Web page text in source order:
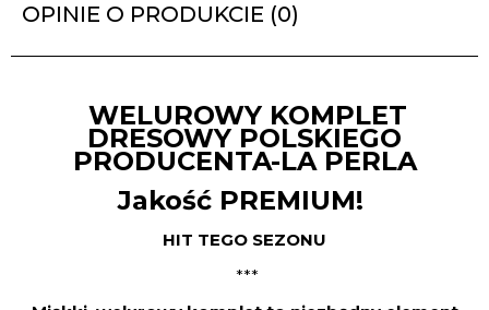
OPINIE O PRODUKCIE (0)
WELUROWY KOMPLET
DRESOWY POLSKIEGO
PRODUCENTA-LA PERLA
Jakość PREMIUM!
HIT TEGO SEZONU
***